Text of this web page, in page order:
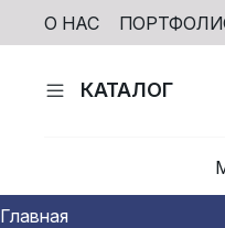
О НАС
КАТАЛОГ
Главная